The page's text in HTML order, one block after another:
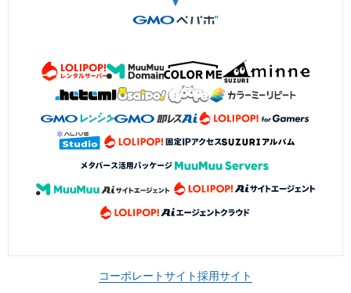
コーポレートサイト採用サイト